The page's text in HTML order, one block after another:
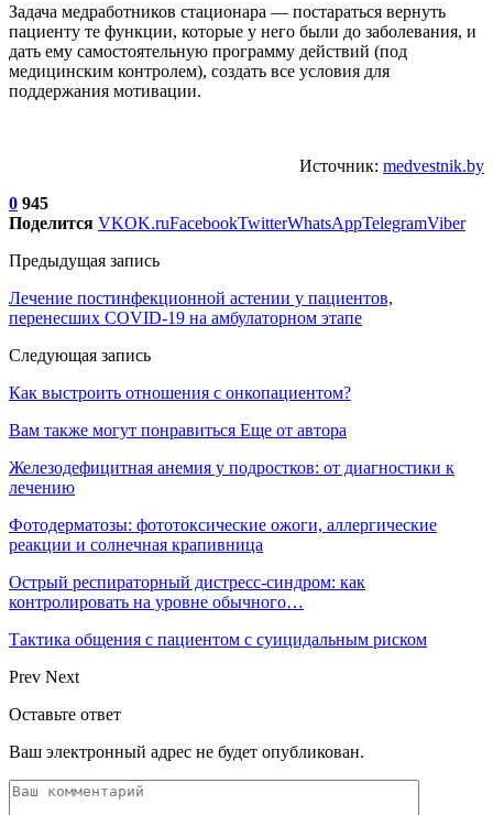
Задача медработников стационара — постараться вернуть
пациенту те функции, которые у него были до заболевания, и
дать ему самостоятельную программу действий (под
медицинским контролем), создать все условия для
поддержания мотивации.
Источник: medvestnik.by
0 945
Поделится VKOK.ruFacebookTwitterWhatsAppTelegramViber
Предыдущая запись
Лечение постинфекционной астении у пациентов,
перенесших COVID-19 на амбулаторном этапе
Следующая запись
Как выстроить отношения с онкопациентом?
Вам также могут понравиться Еще от автора
Железодефицитная анемия у подростков: от диагностики к
лечению
Фотодерматозы: фототоксические ожоги, аллергические
реакции и солнечная крапивница
Острый респираторный дистресс-синдром: как
контролировать на уровне обычного…
Тактика общения с пациентом с суицидальным риском
Prev Next
Оставьте ответ
Ваш электронный адрес не будет опубликован.